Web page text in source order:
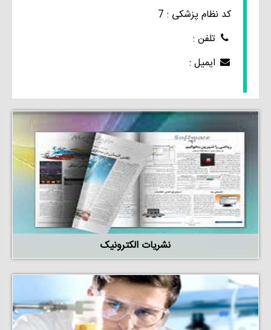
کد نظام پزشکی : 7
تلفن :
ایمیل :
نشریات الکترونیک